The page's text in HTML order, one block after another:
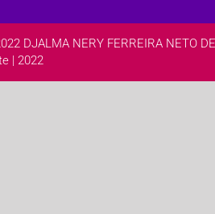
DJALMA NERY FERREIRA NETO
| 2022